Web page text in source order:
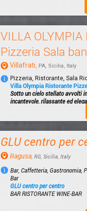
VILLA
Pizzeria Sala
Villafrati, PA, Sicilia, Italy
Pizzeria, Ristorante, Sala
Villa Olympia Ristorante
Sotto un cielo stellato avvolti
incantevole, rilassante ed
GLU centro per
Ragusa , RG, Sicilia, Italy
Bar, Caffetteria, Gastronomia,
Bar
GLU centro per centro
BAR RISTORANTE WINE-BAR